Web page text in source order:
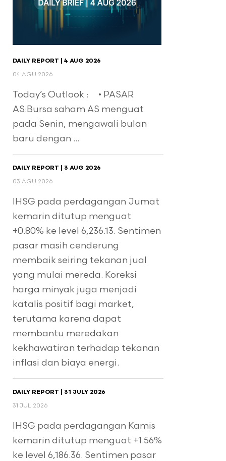
DAILY REPORT | 4 AUG 2026
04 AGU 2026
Today’s Outlook : • PASAR
AS:Bursa saham AS menguat
pada Senin, mengawali bulan
baru dengan ...
DAILY REPORT | 3 AUG 2026
03 AGU 2026
IHSG pada perdagangan Jumat
kemarin ditutup menguat
+0.80% ke level 6,236.13. Sentimen
pasar masih cenderung
membaik seiring tekanan jual
yang mulai mereda. Koreksi
harga minyak juga menjadi
katalis positif bagi market,
terutama karena dapat
membantu meredakan
kekhawatiran terhadap tekanan
inflasi dan biaya energi.
DAILY REPORT | 31 JULY 2026
31 JUL 2026
IHSG pada perdagangan Kamis
kemarin ditutup menguat +1.56%
ke level 6,186.36. Sentimen pasar